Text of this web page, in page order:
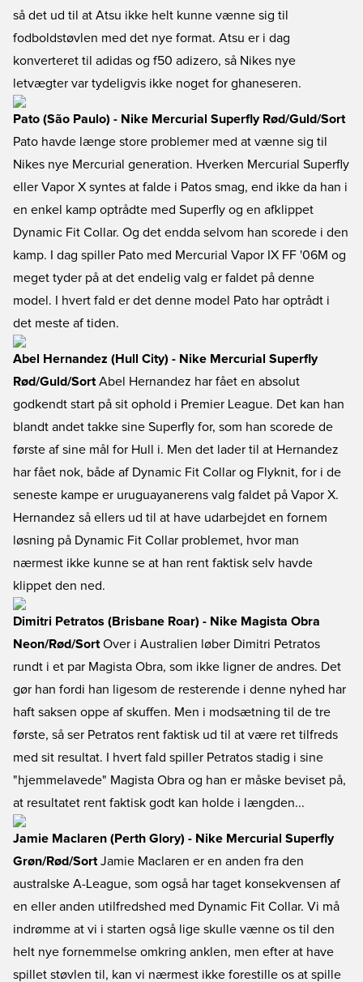
så det ud til at Atsu ikke helt kunne vænne sig til
fodboldstøvlen med det nye format. Atsu er i dag
konverteret til adidas og f50 adizero, så Nikes nye
letvægter var tydeligvis ikke noget for ghaneseren.
Pato (São Paulo) - Nike Mercurial Superfly Rød/Guld/Sort
Pato havde længe store problemer med at vænne sig til
Nikes nye Mercurial generation. Hverken Mercurial Superfly
eller Vapor X syntes at falde i Patos smag, end ikke da han i
en enkel kamp optrådte med Superfly og en afklippet
Dynamic Fit Collar. Og det endda selvom han scorede i den
kamp. I dag spiller Pato med Mercurial Vapor IX FF '06M og
meget tyder på at det endelig valg er faldet på denne
model. I hvert fald er det denne model Pato har optrådt i
det meste af tiden.
Abel Hernandez (Hull City) - Nike Mercurial Superfly
Rød/Guld/Sort Abel Hernandez har fået en absolut
godkendt start på sit ophold i Premier League. Det kan han
blandt andet takke sine Superfly for, som han scorede de
første af sine mål for Hull i. Men det lader til at Hernandez
har fået nok, både af Dynamic Fit Collar og Flyknit, for i de
seneste kampe er uruguayanerens valg faldet på Vapor X.
Hernandez så ellers ud til at have udarbejdet en fornem
løsning på Dynamic Fit Collar problemet, hvor man
nærmest ikke kunne se at han rent faktisk selv havde
klippet den ned.
Dimitri Petratos (Brisbane Roar) - Nike Magista Obra
Neon/Rød/Sort Over i Australien løber Dimitri Petratos
rundt i et par Magista Obra, som ikke ligner de andres. Det
gør han fordi han ligesom de resterende i denne nyhed har
haft saksen oppe af skuffen. Men i modsætning til de tre
første, så ser Petratos rent faktisk ud til at være ret tilfreds
med sit resultat. I hvert fald spiller Petratos stadig i sine
"hjemmelavede" Magista Obra og han er måske beviset på,
at resultatet rent faktisk godt kan holde i længden...
Jamie Maclaren (Perth Glory) - Nike Mercurial Superfly
Grøn/Rød/Sort Jamie Maclaren er en anden fra den
australske A-League, som også har taget konsekvensen af
en eller anden utilfredshed med Dynamic Fit Collar. Vi må
indrømme at vi i starten også lige skulle vænne os til den
helt nye fornemmelse omkring anklen, men efter at have
spillet støvlen til, kan vi nærmest ikke forestille os at spille